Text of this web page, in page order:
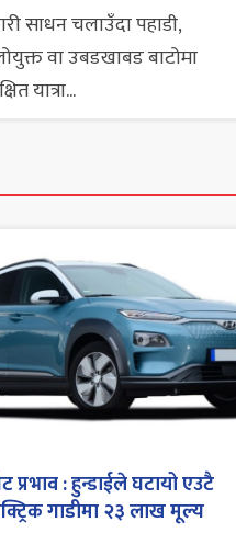
साधन चलाउँदा पहाडी,
वा उबडखाबड बाटोमा
यात्रा...
प्रभाव : हुन्डाईले घटायो एउटै
गाडीमा २३ लाख मूल्य